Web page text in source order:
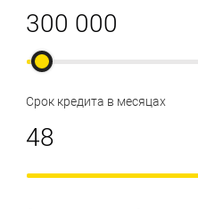
Срок кредита в месяцах